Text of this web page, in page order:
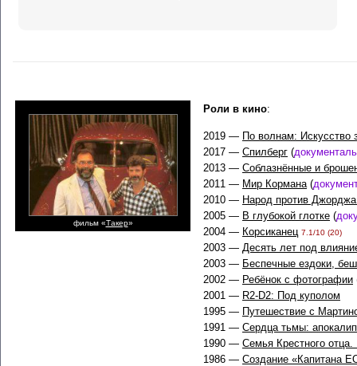
фильм «Такер»
Роли в кино:
2019 — По волнам: Искусство
2017 — Спилберг (
2013 — Соблазнённые и
2011 — Мир Кормана(
2010 — Народ против
2005 — В глубокой глотке (
2004 — Корсиканец 7.1/10 (20)
2003 — Десять лет под
2003 — Беспечные ездоки,
2002 — Ребёнок с фотографии
2001 — R2-D2: Под куполом
1995 — Путешествие с
1991 — Сердца тьмы:
1990 — Семья Крестного отца.
1986 — Создание «Капитана